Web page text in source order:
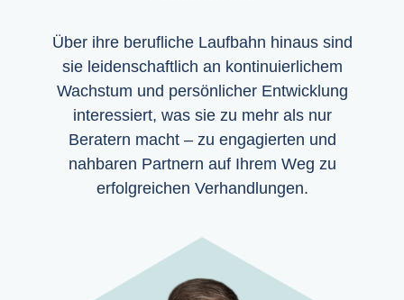
Über ihre berufliche Laufbahn hinaus sind
sie leidenschaftlich an kontinuierlichem
Wachstum und persönlicher Entwicklung
interessiert, was sie zu mehr als nur
Beratern macht – zu engagierten und
nahbaren Partnern auf Ihrem Weg zu
erfolgreichen Verhandlungen.